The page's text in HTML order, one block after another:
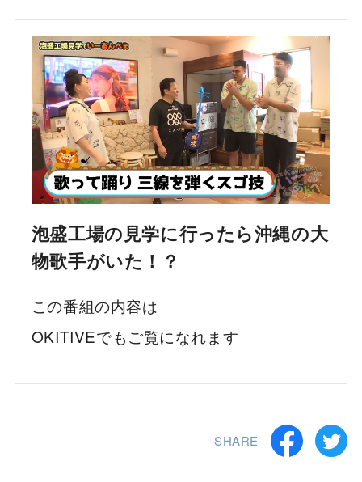
泡盛工場の見学に行ったら沖縄の大
物歌手がいた！？
この番組の内容は
OKITIVEでもご覧になれます
SHARE